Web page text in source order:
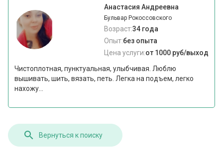
Анастасия Андреевна
Бульвар Рокоссовского
Возраст:34 года
Опыт:без опыта
Цена услуги:от 1000 руб/выход
Чистоплотная, пунктуальная, улыбчивая. Люблю
вышивать, шить, вязать, петь. Легка на подъем, легко
нахожу...
Вернуться к поиску